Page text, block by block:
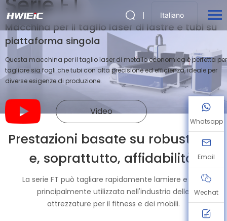
Italiano
Macchina per il taglio laser di lastre e tubi su
piattaforma singola
Questa macchina per il taglio laser di metallo economica è perfetta per
tagliare sia fogli che tubi con alta precisione ed efficienza, ideale per
diverse esigenze di produzione.
Video
Prestazioni basate su robustezza
e, soprattutto, affidabilità.
La serie FT può tagliare rapidamente lamiere e tubi,
principalmente utilizzata nell'industria delle
attrezzature per il fitness e dei mobili.
Whatsapp
Email
Wechat